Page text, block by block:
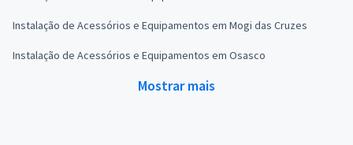
Instalação de Acessórios e Equipamentos em Mogi das Cruzes
Instalação de Acessórios e Equipamentos em Osasco
Mostrar mais